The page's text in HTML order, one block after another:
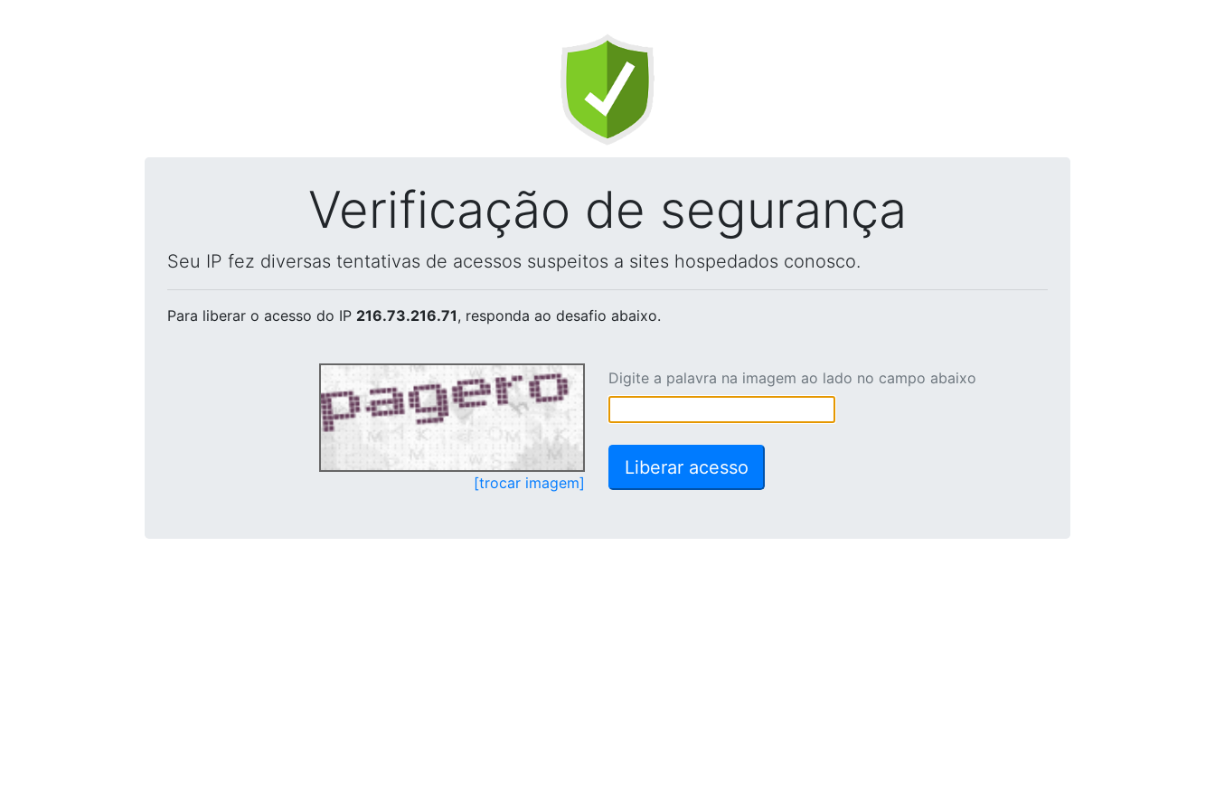
Verificação de segurança
Seu IP fez diversas tentativas de acessos suspeitos a sites hospedados conosco.
Para liberar o acesso do IP 216.73.216.71, responda ao desafio abaixo.
[trocar imagem]
Digite a palavra na imagem ao lado no campo abaixo